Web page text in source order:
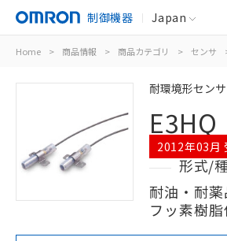
制御機器 Japan
Home > 商品情報 > 商品カテゴリ > センサ
耐環境形センサ
E3HQ
2012年03月
形式/
耐油・耐
フッ素樹